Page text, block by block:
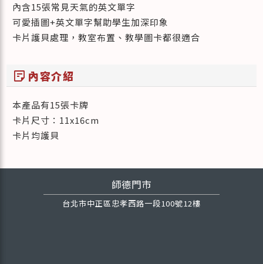
內含15張常見天氣的英文單字
可愛插圖+英文單字幫助學生加深印象
卡片護貝處理，教室布置、教學圖卡都很適合
sticky_note_2 內容介紹
本產品有15張卡牌
卡片尺寸：11x16cm
卡片均護貝
師德門市
台北市中正區忠孝西路一段100號12樓